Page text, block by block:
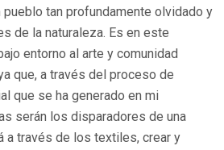
pueblo tan profundamente olvidado y
de la naturaleza. Es en este
entorno al arte y comunidad
que, a través del proceso de
que se ha generado en mi
serán los disparadores de una
a través de los textiles, crear y